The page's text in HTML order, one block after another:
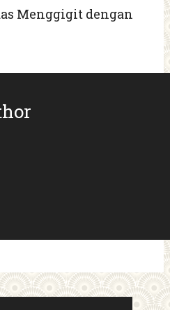
Menggigit dengan